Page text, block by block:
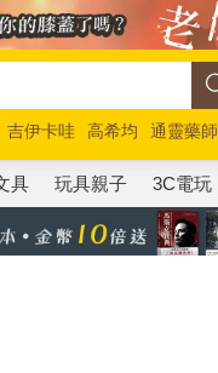
吉伊卡哇 高希均
通靈藥師
超慢跑
具 玩具親子 3C電玩